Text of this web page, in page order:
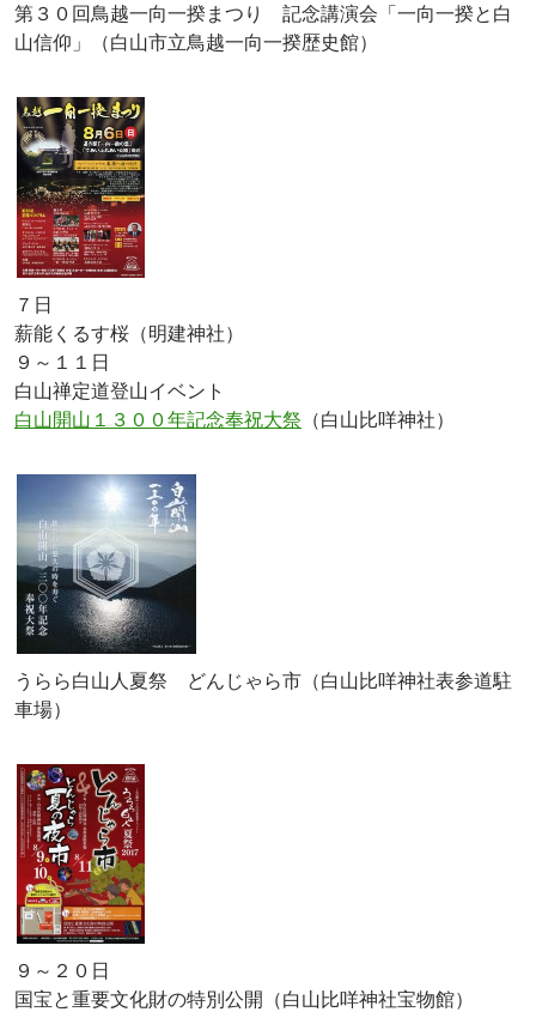
第３０回鳥越一向一揆まつり 記念講演会「一向一揆と白
山信仰」（白山市立鳥越一向一揆歴史館）
７日
薪能くるす桜（明建神社）
９～１１日
白山禅定道登山イベント
白山開山１３００年記念奉祝大祭 （白山比咩神社）
うらら白山人夏祭 どんじゃら市（白山比咩神社表参道駐
車場）
９～２０日
国宝と重要文化財の特別公開（白山比咩神社宝物館）